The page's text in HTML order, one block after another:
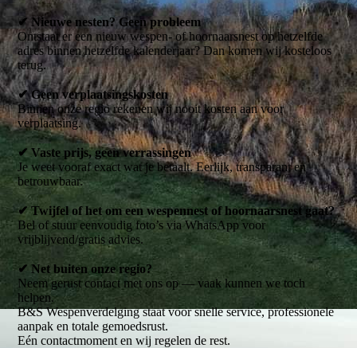
✔ Nieuwe nesten? Geen probleem
Ontstaat er een nieuw wespen- of hoornaarsnest op hetzelfde
adres binnen hetzelfde kalenderjaar? Dan komen wij kosteloos
terug.
✔ Geen verplaatsingskosten
Binnen onze regio rekenen wij nooit kosten aan voor
verplaatsing.
✔ Vaste prijs, geen verrassingen
Je weet vooraf exact wat je betaalt. Eerlijk, transparant en
betrouwbaar.
✔ Twijfel of het om een wespennest of hoornaarsnest gaat?
Bel of stuur eenvoudig foto’s via WhatsApp voor
vrijblijvend/gratis advies.
✔ Net buiten onze regio?
Neem gerust contact met ons op — vaak kunnen we toch
helpen.
B&S Wespenverdelging staat voor snelle service, professionele
aanpak en totale gemoedsrust.
Eén contactmoment en wij regelen de rest.